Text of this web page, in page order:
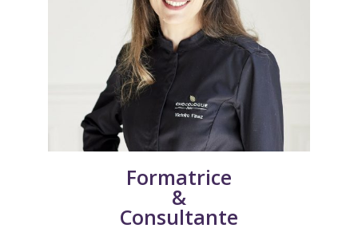
Formatrice
&
Consultante